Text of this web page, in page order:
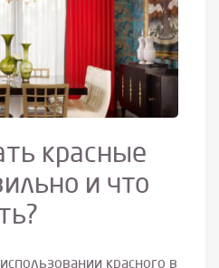
красные
и что
красного в